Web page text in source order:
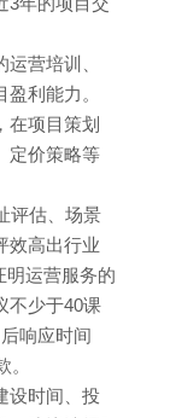
营培训、
利能力。
在项目策划
定价策略等
评估、场景
效高出行业
明运营服务的
不少于40课
响应时间
时间、投